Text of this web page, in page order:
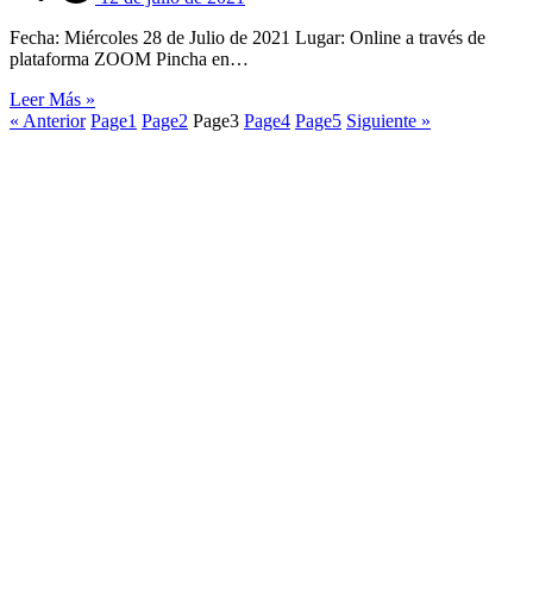
Fecha: Miércoles 28 de Julio de 2021 Lugar: Online a través de
plataforma ZOOM Pincha en…
Leer Más »
« Anterior Page1 Page2 Page3 Page4 Page5 Siguiente »